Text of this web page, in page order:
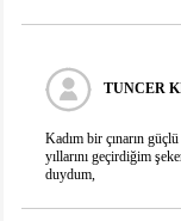
TUNCER
Kadım bir çınarın
yıllarını geçirdiğim
duydum,